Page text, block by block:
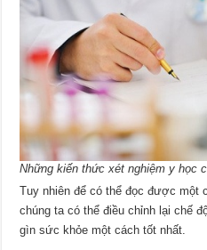
Những kiến thức xét nghiệm y học
Tuy nhiên để có thể đọc được một
chúng ta có thể điều chỉnh lại chế
gìn sức khỏe một cách tốt nhất.